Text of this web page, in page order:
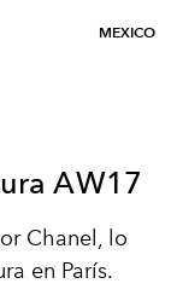
MEXICO
AW17
Chanel, lo
en París.